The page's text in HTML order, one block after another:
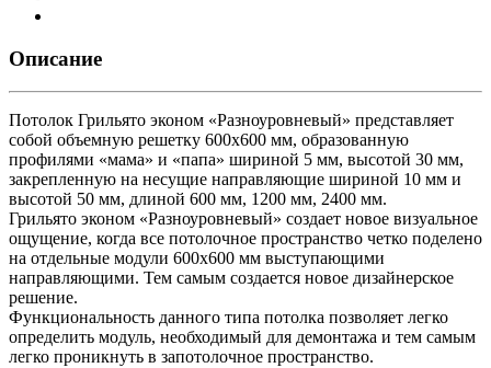
Описание
Потолок Грильято эконом «Разноуровневый» представляет
собой объемную решетку 600х600 мм, образованную
профилями «мама» и «папа» шириной 5 мм, высотой 30 мм,
закрепленную на несущие направляющие шириной 10 мм и
высотой 50 мм, длиной 600 мм, 1200 мм, 2400 мм.
Грильято эконом «Разноуровневый» создает новое визуальное
ощущение, когда все потолочное пространство четко поделено
на отдельные модули 600х600 мм выступающими
направляющими. Тем самым создается новое дизайнерское
решение.
Функциональность данного типа потолка позволяет легко
определить модуль, необходимый для демонтажа и тем самым
легко проникнуть в запотолочное пространство.